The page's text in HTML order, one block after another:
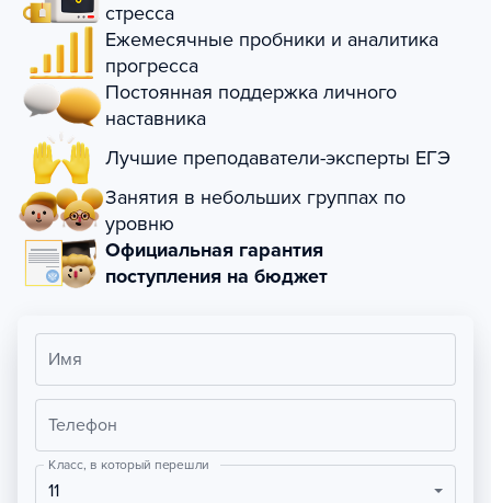
стресса
Ежемесячные пробники и аналитика
прогресса
Постоянная поддержка личного
наставника
Лучшие преподаватели-эксперты ЕГЭ
Занятия в небольших группах по
уровню
Официальная гарантия
поступления на бюджет
Имя
Телефон
Класс, в который перешли
11